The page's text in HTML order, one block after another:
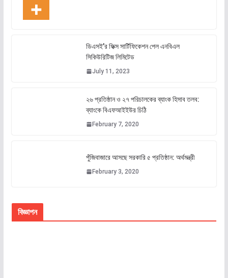
ডিএসই’র ফিক্স সার্টিফিকেশন পেল এনবিএল
সিকিউরিটিজ লিমিটেড
July 11, 2023
২৬ প্রতিষ্ঠান ও ২৭ পরিচালকের ব্যাংক হিসাব তলব:
ব্যাংকে বিএফআইইউর চিঠি
February 7, 2020
পুঁজিবাজারে আসছে সরকারি ৫ প্রতিষ্ঠান: অর্থমন্ত্রী
February 3, 2020
বিজ্ঞাপন